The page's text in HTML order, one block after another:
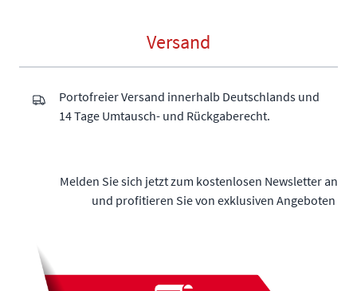
Versand
Portofreier Versand innerhalb Deutschlands und
14 Tage Umtausch- und Rückgaberecht.
Melden Sie sich jetzt zum kostenlosen Newsletter an
und profitieren Sie von exklusiven Angeboten